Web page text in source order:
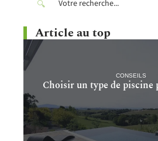
Article au top
CONSEILS
Choisir un type de piscine